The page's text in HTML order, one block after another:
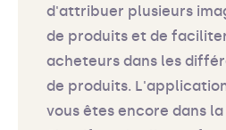
d'attribuer plusieurs
de produits et de
acheteurs dans les
de produits.
vous êtes encore dans